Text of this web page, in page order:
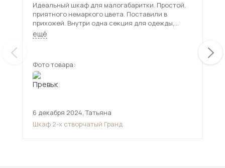
Идеальный шкаф для малогабаритки. Простой,
приятного немаркого цвета. Поставили в
прихожей. Внутри одна секция для одежды,
другая с полками.
ещё
Фото товара:
6 декабря 2024,Татьяна
Шкаф 2-х створчатый Гранд